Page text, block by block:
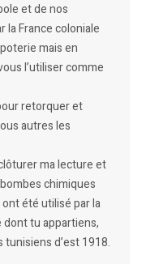
et de nos
la France coloniale
mais en
l’utiliser comme
retorquer et
autres les
ma lecture et
chimiques
ont été utilisé par la
dont tu appartiens,
d’est 1918.